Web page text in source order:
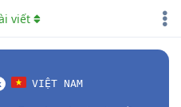
VIỆT NAM
viết